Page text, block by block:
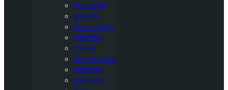
কৃষি ও বাণিজ্য
এক্সক্লুসিভ
বিজ্ঞান ও প্রযুক্তি
লাইফ স্টাইল
সাক্ষাৎকার
ভিন্ন স্বাদের খবর
উপকূলের মুখ
তৃণমূল সংলাপ